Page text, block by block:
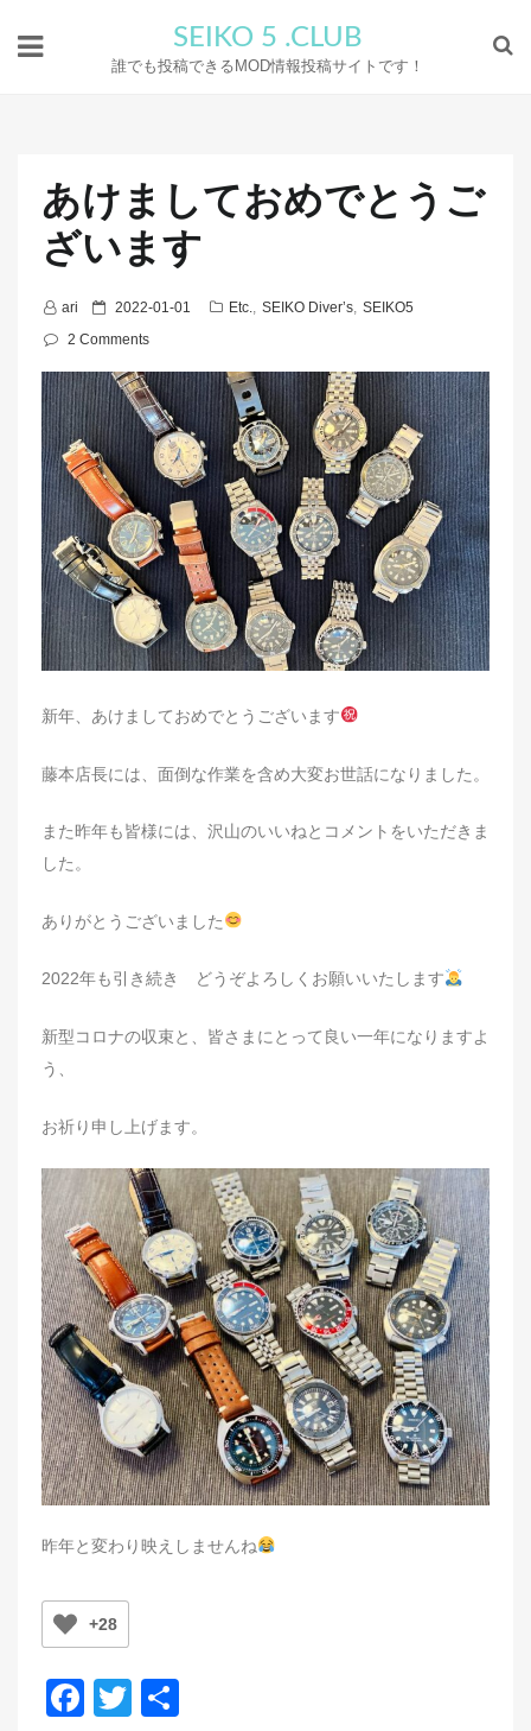
SEIKO 5 .CLUB
誰でも投稿できるMOD情報投稿サイトです！
あけましておめでとうご
ざいます
ari
P
o
t
e
d
o
n
2022-01-01 Etc., SEIKO Diver’s, SEIKO5
2 Comments
新年、あけましておめでとうございます
藤本店長には、面倒な作業を含め大変お世話になりました。
また昨年も皆様には、沢山のいいねとコメントをいただきま
した。
ありがとうございました
2022年も引き続き どうぞよろしくお願いいたします
新型コロナの収束と、皆さまにとって良い一年になりますよ
う、
お祈り申し上げます。
昨年と変わり映えしませんね
+28
F
T